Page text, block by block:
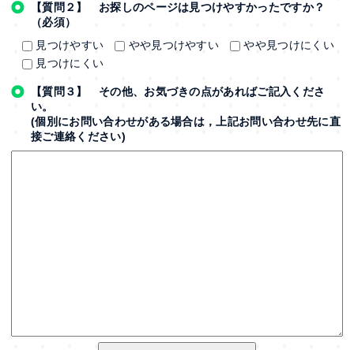
【質問２】 お探しのページは見つけやすかったですか？
（必須）
見つけやすい
やや見つけやすい
やや見つけにくい
見つけにくい
【質問３】 その他、お気づきの点があればご記入くださ
い。
(個別にお問い合わせがある場合は，上記お問い合わせ先に直
接ご連絡ください)